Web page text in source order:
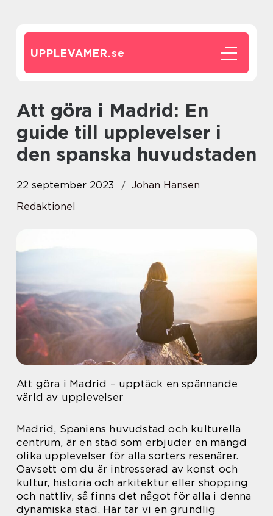
UPPLEVAMER.se
Att göra i Madrid: En
guide till upplevelser i
den spanska huvudstaden
22 september 2023
Johan Hansen
Redaktionel
Att göra i Madrid – upptäck en spännande
värld av upplevelser
Madrid, Spaniens huvudstad och kulturella
centrum, är en stad som erbjuder en mängd
olika upplevelser för alla sorters resenärer.
Oavsett om du är intresserad av konst och
kultur, historia och arkitektur eller shopping
och nattliv, så finns det något för alla i denna
dynamiska stad. Här tar vi en grundlig